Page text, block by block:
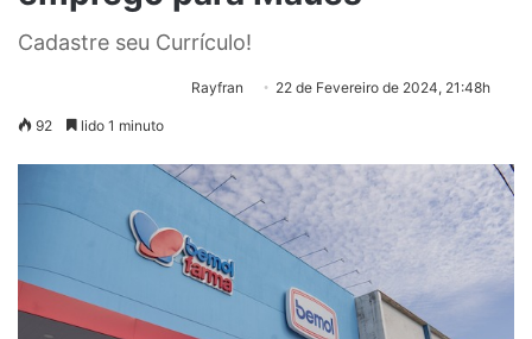
Cadastre seu Currículo!
Rayfran 22 de Fevereiro de 2024, 21:48h
92 lido 1 minuto